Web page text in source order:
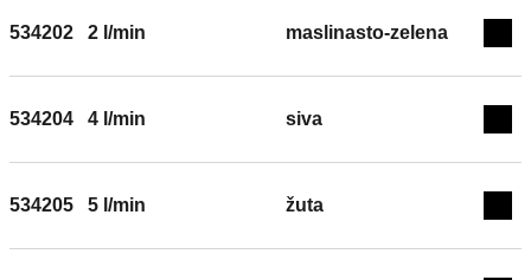
534202 2 l/min maslinasto-zelena
534204 4 l/min siva
534205 5 l/min žuta